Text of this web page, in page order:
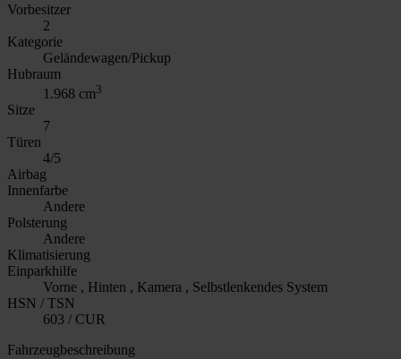
Vorbesitzer
2
Kategorie
Geländewagen/Pickup
Hubraum
1.968 cm3
Sitze
7
Türen
4/5
Airbag
Innenfarbe
Andere
Polsterung
Andere
Klimatisierung
Einparkhilfe
Vorne , Hinten , Kamera , Selbstlenkendes System
HSN / TSN
603 / CUR
Fahrzeugbeschreibung